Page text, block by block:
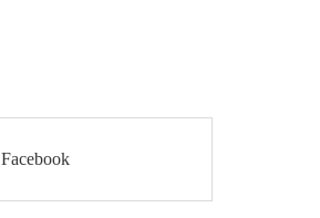
Facebook